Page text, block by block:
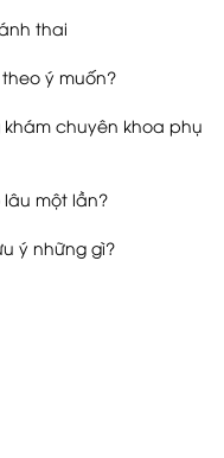
thai
ý muốn?
chuyên khoa phụ
một lần?
ý những gì?